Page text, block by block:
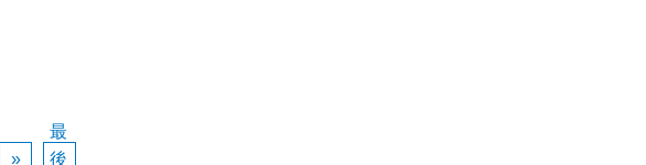
»
最
後